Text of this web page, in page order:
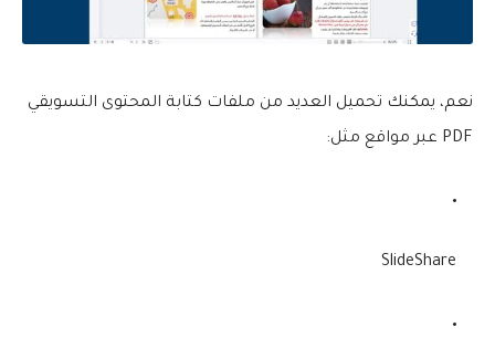
نعم، يمكنك تحميل العديد من ملفات كتابة المحتوى التسويقي
PDF عبر مواقع مثل:
SlideShare